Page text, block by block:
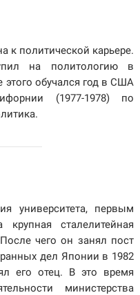
к политической карьере.
на политологию в
этого обучался год в США
(1977-1978) по
университета, первым
сталелитейная
чего он занял пост
дел Японии в 1982
его отец. В это время
министерства